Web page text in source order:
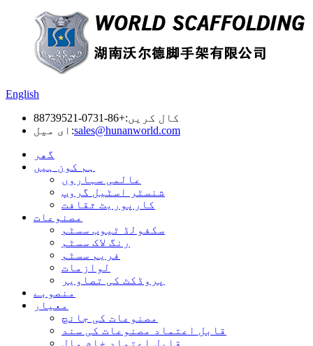
English
کال کریں:+86-0731-88739521
ای میل:sales@hunanworld.com
گھر
ہم کون ہیں
عالمی سہاروں
شنسٹر اسٹیل گروپ
کارپوریٹ ثقافت
مصنوعات
سکفولڈ ٹیوب سسٹم
رنگ لاک سسٹم
فریم سسٹم
لوازمات
پروڈکٹ کی تصاویر
منصوبے
معیار
مصنوعات کی جانچ
قابل اعتماد مصنوعات کی سند
قابل اعتماد خام مال